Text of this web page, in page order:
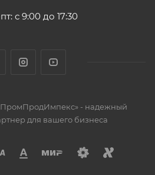
с 9:00 до 17:30
- надежный
для вашего бизнеса